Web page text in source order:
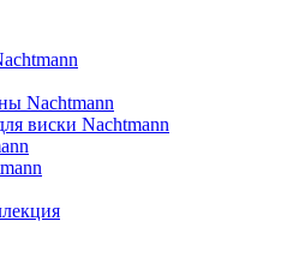
Nachtmann
виски Nachtmann